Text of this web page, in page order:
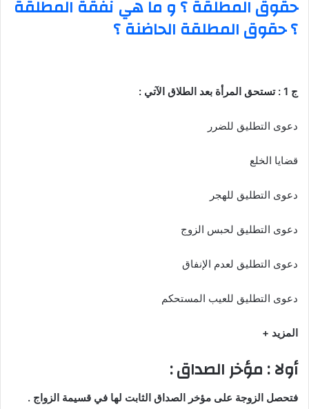
حقوق المطلقة ؟ و ما هي نفقة المطلقة
؟ حقوق المطلقة الحاضنة ؟
ج 1 : تستحق المرأة بعد الطلاق الآتي :
دعوى التطليق للضرر
قضايا الخلع
دعوى التطليق للهجر
دعوى التطليق لحبس الزوج
دعوى التطليق لعدم الإنفاق
دعوى التطليق للعيب المستحكم
المزيد +
أولا : مؤخر الصداق :
فتحصل الزوجة على مؤخر الصداق الثابت لها في قسيمة الزواج .